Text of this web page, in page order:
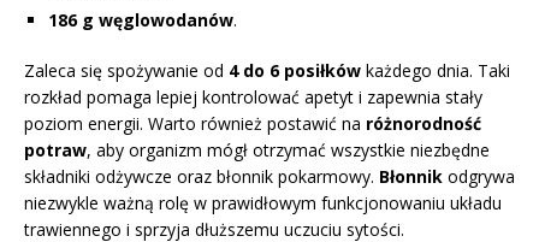
186 g węglowodanów.
Zaleca się spożywanie od 4 do 6 posiłków każdego dnia. Taki
rozkład pomaga lepiej kontrolować apetyt i zapewnia stały
poziom energii. Warto również postawić na różnorodność
potraw, aby organizm mógł otrzymać wszystkie niezbędne
składniki odżywcze oraz błonnik pokarmowy. Błonnik odgrywa
niezwykle ważną rolę w prawidłowym funkcjonowaniu układu
trawiennego i sprzyja dłuższemu uczuciu sytości.